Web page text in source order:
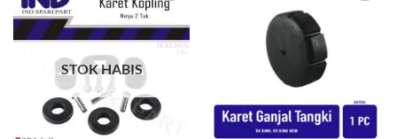
Tambahkan
ke Wishlist
STOK HABIS